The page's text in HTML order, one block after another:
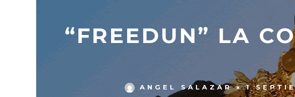
“FREEDUN” LA
ANGEL SALAZAR 1